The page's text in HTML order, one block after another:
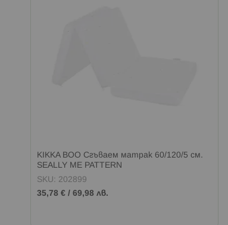
KIKKA BOO Сгъваем матрак 60/120/5 см.
SEALLY ME PATTERN
SKU: 202899
35,78 € / 69,98 лв.